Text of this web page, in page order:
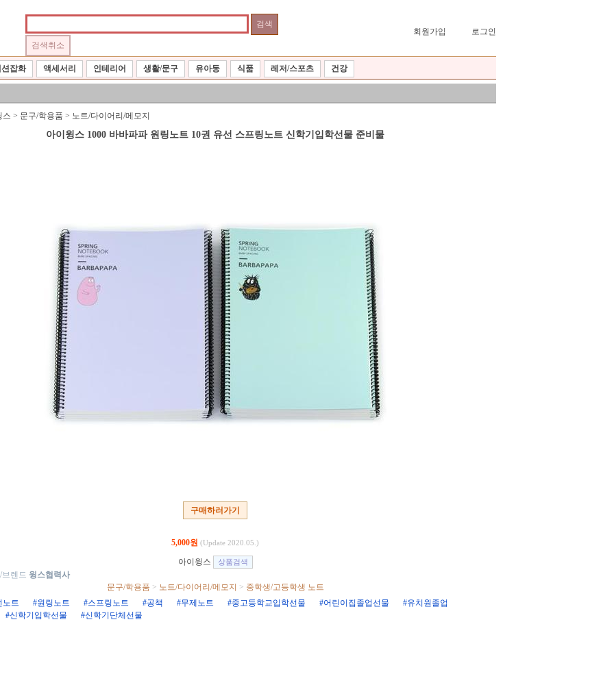
회원가입 로그인
잡화 액세서리 인테리어 생활/문구 유아동 식품 레저/스포츠 건강
스 > 문구/학용품 > 노트/다이어리/메모지
아이윙스 1000 바바파파 원링노트 10권 유선 스프링노트 신학기입학선물 준비물
구매하러가기
5,000원 (Update 2020.05.)
아이윙스
렌드 윙스협력사
문구/학용품 > 노트/다이어리/메모지 > 중학생/고등학생 노트
노트
#원링노트 #스프링노트 #공책 #무제노트 #중고등학교입학선물 #어린이집졸업선물
#유치원졸업
#신학기입학선물 #신학기단체선물